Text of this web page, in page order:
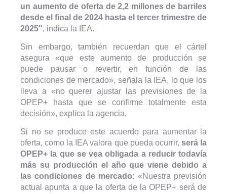
un aumento de oferta de 2,2 millones de barriles
desde el final de 2024 hasta el tercer trimestre de
2025″, indica la IEA.
Sin embargo, también recuerdan que el cártel
asegura «que este aumento de producción se
puede pausar o revertir, en función de las
condiciones de mercado», señala la IEA, lo que los
lleva a «no querer ajustar las previsiones de la
OPEP+ hasta que se confirme totalmente esta
decisión», explica la agencia.
Si no se produce este acuerdo para aumentar la
oferta, como la IEA valora que pueda ocurrir, será la
OPEP+ la que se vea obligada a reducir todavía
más su producción el año que viene debido a
las condiciones de mercado: «Nuestra previsión
actual apunta a que la oferta de la OPEP+ será de